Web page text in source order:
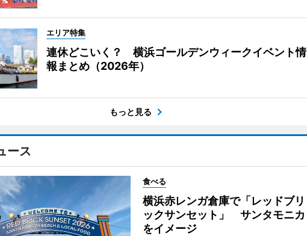
エリア特集
連休どこいく？ 横浜ゴールデンウィークイベント情
報まとめ（2026年）
もっと見る
ース
食べる
横浜赤レンガ倉庫で「レッドブリ
ックサンセット」 サンタモニカ
をイメージ